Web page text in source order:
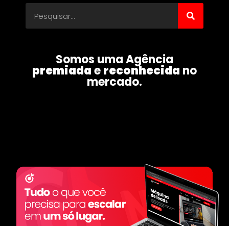
Somos uma Agência
premiadaereconhecida no
mercado.